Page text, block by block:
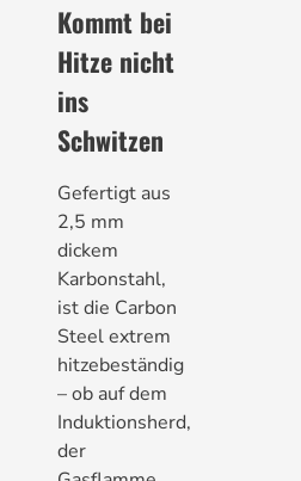
Kommt bei
Hitze nicht
ins
Schwitzen
Gefertigt aus
2,5 mm
dickem
Karbonstahl,
ist die Carbon
Steel extrem
hitzebeständig
– ob auf dem
Induktionsherd,
der